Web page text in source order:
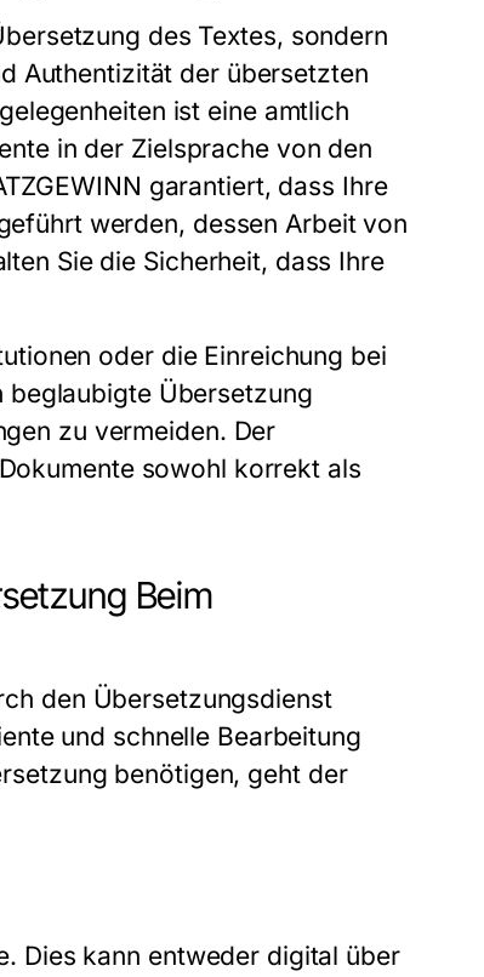
des Textes, sondern
Authentizität der übersetzten
ist eine amtlich
in der Zielsprache von den
garantiert, dass Ihre
werden, dessen Arbeit von
Sie die Sicherheit, dass Ihre
oder die Einreichung bei
beglaubigte Übersetzung
zu vermeiden. Der
sowohl korrekt als
Beim
den Übersetzungsdienst
und schnelle Bearbeitung
benötigen, geht der
Dies kann entweder digital über